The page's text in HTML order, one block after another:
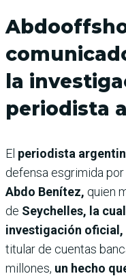
la
periodista
El periodista
defensa esgrimida por
Abdo Benítez, quien
de Seychelles, la
investigación oficial,
titular de cuentas
millones, un hecho